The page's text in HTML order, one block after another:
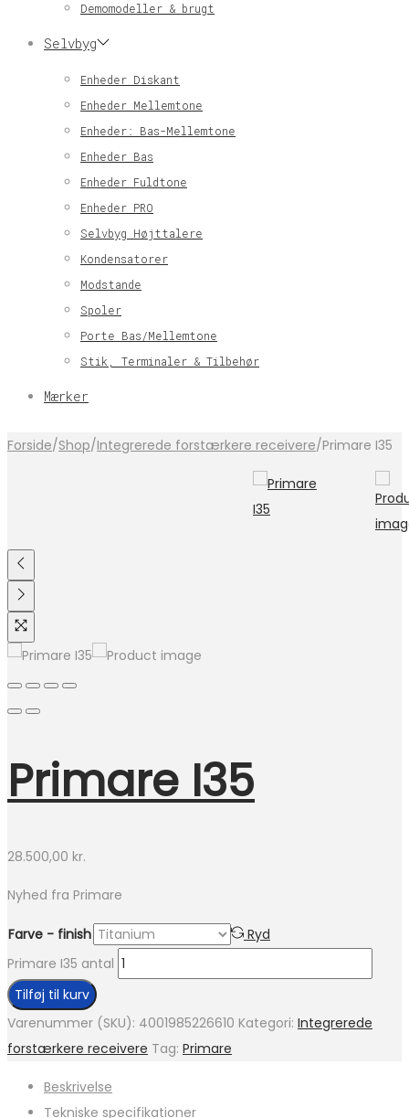
Demomodeller & brugt
Selvbyg
Enheder Diskant
Enheder Mellemtone
Enheder: Bas-Mellemtone
Enheder Bas
Enheder Fuldtone
Enheder PRO
Selvbyg Højttalere
Kondensatorer
Modstande
Spoler
Porte Bas/Mellemtone
Stik, Terminaler & Tilbehør
Mærker
Forside/Shop/Integrerede forstærkere receivere/Primare I35
Primare I35
28.500,00 kr.
Nyhed fra Primare
Farve - finish
Ryd
Primare I35 antal
Tilføj til kurv
Varenummer (SKU): 4001985226610 Kategori: Integrerede
forstærkere receivere Tag: Primare
Beskrivelse
Tekniske specifikationer